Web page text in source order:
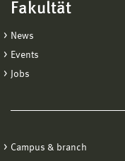
Fakultät
News
Events
Jobs
Campus & branch